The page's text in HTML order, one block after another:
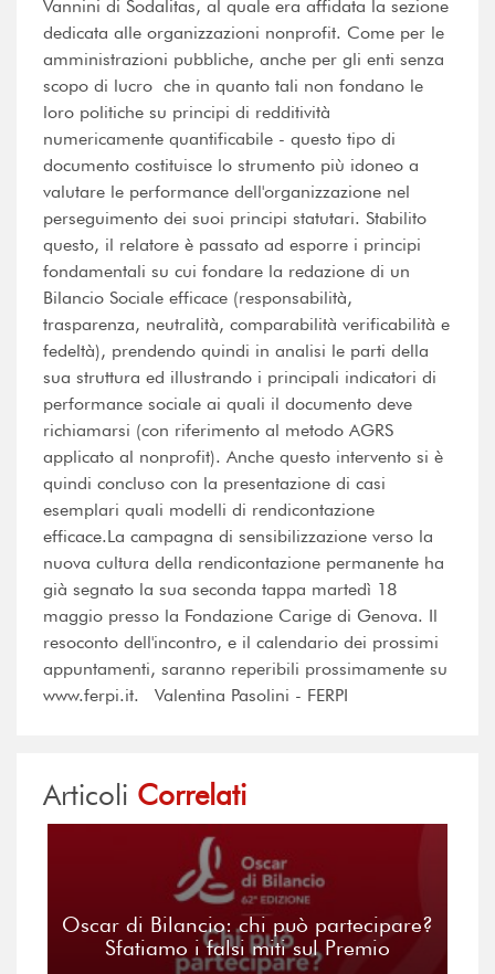
Vannini di Sodalitas, al quale era affidata la sezione
dedicata alle organizzazioni nonprofit. Come per le
amministrazioni pubbliche, anche per gli enti senza
scopo di lucro  che in quanto tali non fondano le
loro politiche su principi di redditività
numericamente quantificabile - questo tipo di
documento costituisce lo strumento più idoneo a
valutare le performance dell'organizzazione nel
perseguimento dei suoi principi statutari. Stabilito
questo, il relatore è passato ad esporre i principi
fondamentali su cui fondare la redazione di un
Bilancio Sociale efficace (responsabilità,
trasparenza, neutralità, comparabilità verificabilità e
fedeltà), prendendo quindi in analisi le parti della
sua struttura ed illustrando i principali indicatori di
performance sociale ai quali il documento deve
richiamarsi (con riferimento al metodo AGRS
applicato al nonprofit). Anche questo intervento si è
quindi concluso con la presentazione di casi
esemplari quali modelli di rendicontazione
efficace.La campagna di sensibilizzazione verso la
nuova cultura della rendicontazione permanente ha
già segnato la sua seconda tappa martedì 18
maggio presso la Fondazione Carige di Genova. Il
resoconto dell'incontro, e il calendario dei prossimi
appuntamenti, saranno reperibili prossimamente su
www.ferpi.it. Valentina Pasolini - FERPI
Articoli Correlati
Oscar di Bilancio: chi può partecipare?
Sfatiamo i falsi miti sul Premio